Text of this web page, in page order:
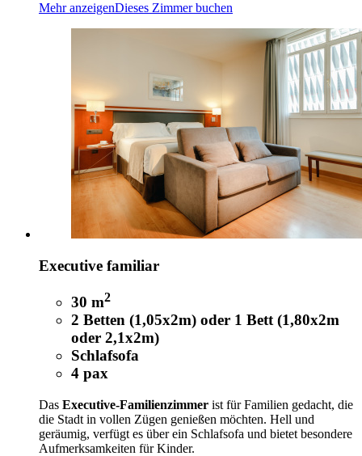
Mehr anzeigenDieses Zimmer buchen
Executive familiar
30 m2
2 Betten (1,05x2m) oder 1 Bett (1,80x2m
oder 2,1x2m)
Schlafsofa
4 pax
Das Executive-Familienzimmer ist für Familien gedacht, die
die Stadt in vollen Zügen genießen möchten. Hell und
geräumig, verfügt es über ein Schlafsofa und bietet besondere
Aufmerksamkeiten für Kinder.